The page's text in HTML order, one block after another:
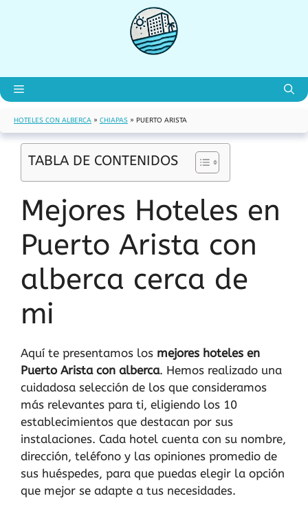
Menú
HOTELES CON ALBERCA » CHIAPAS » PUERTO ARISTA
TABLA DE CONTENIDOS
Mejores Hoteles en
Puerto Arista con
alberca cerca de
mi
Aquí te presentamos los mejores hoteles en
Puerto Arista con alberca. Hemos realizado una
cuidadosa selección de los que consideramos
más relevantes para ti, eligiendo los 10
establecimientos que destacan por sus
instalaciones. Cada hotel cuenta con su nombre,
dirección, teléfono y las opiniones promedio de
sus huéspedes, para que puedas elegir la opción
que mejor se adapte a tus necesidades.